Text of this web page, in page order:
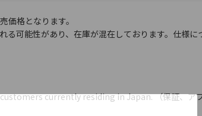
格となります。
可能性があり、在庫が混在しております。仕様
currently residing in Japan. （保証、アフ